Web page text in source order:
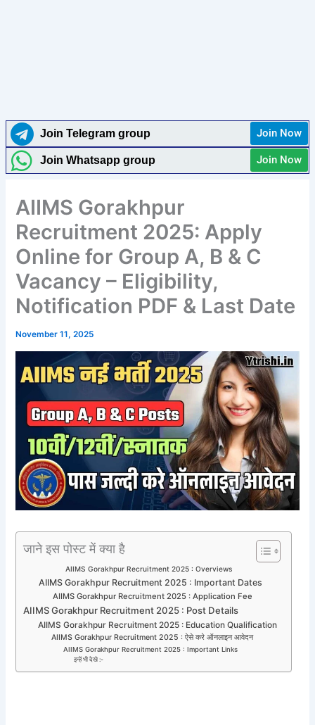
Join Telegram group Join Now
Join Whatsapp group Join Now
AIIMS Gorakhpur
Recruitment 2025: Apply
Online for Group A, B & C
Vacancy – Eligibility,
Notification PDF & Last Date
November 11, 2025
जाने इस पोस्ट में क्या है
AIIMS Gorakhpur Recruitment 2025 : Overviews
AIIMS Gorakhpur Recruitment 2025 : Important Dates
AIIMS Gorakhpur Recruitment 2025 : Application Fee
AIIMS Gorakhpur Recruitment 2025 : Post Details
AIIMS Gorakhpur Recruitment 2025 : Education Qualification
AIIMS Gorakhpur Recruitment 2025 : ऐसे करे ऑनलाइन आवेदन
AIIMS Gorakhpur Recruitment 2025 : Important Links
इन्हें भी देखे :-